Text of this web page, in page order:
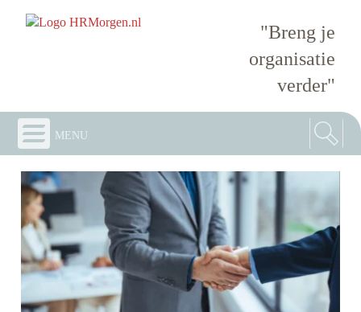
"Breng je
organisatie
verder"
menu